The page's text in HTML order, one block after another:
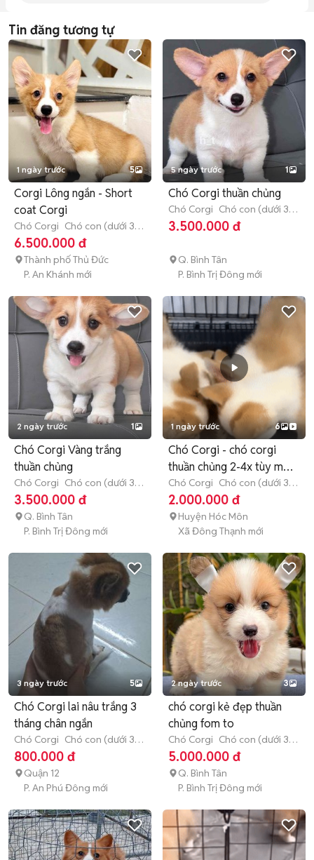
Tin đăng tương tự
1 ngày trước 5
Corgi Lông ngắn - Short
coat Corgi
Chó Corgi Chó con (dưới 3
tháng tuổi)
6.500.000 đ
Thành phố Thủ Đức
P. An Khánh mới
5 ngày trước 1
Chó Corgi thuần chủng
Chó Corgi Chó con (dưới 3
tháng tuổi)
3.500.000 đ
Q. Bình Tân
P. Bình Trị Đông mới
2 ngày trước 1
Chó Corgi Vàng trắng
thuần chủng
Chó Corgi Chó con (dưới 3
tháng tuổi)
3.500.000 đ
Q. Bình Tân
P. Bình Trị Đông mới
1 ngày trước 6
Chó Corgi - chó corgi
thuần chủng 2-4x tùy màu
sắc
Chó Corgi Chó con (dưới 3
tháng tuổi)
2.000.000 đ
Huyện Hóc Môn
Xã Đông Thạnh mới
3 ngày trước 5
Chó Corgi lai nâu trắng 3
tháng chân ngắn
Chó Corgi Chó con (dưới 3
tháng tuổi)
800.000 đ
Quận 12
P. An Phú Đông mới
2 ngày trước 3
chó corgi kẻ đẹp thuần
chủng fom to
Chó Corgi Chó con (dưới 3
tháng tuổi)
5.000.000 đ
Q. Bình Tân
P. Bình Trị Đông mới